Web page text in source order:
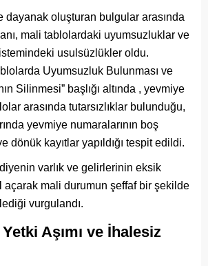
dayanak oluşturan bulgular arasında
mali tablolardaki uyumsuzluklar ve
usulsüzlükler oldu.
Uyumsuzluk Bulunması ve
Silinmesi” başlığı altında , yevmiye
arasında tutarsızlıklar bulunduğu,
yevmiye numaralarının boş
dönük kayıtlar yapıldığı tespit edildi.
varlık ve gelirlerinin eksik
açarak mali durumun şeffaf bir şekilde
vurgulandı.
Aşımı ve İhalesiz